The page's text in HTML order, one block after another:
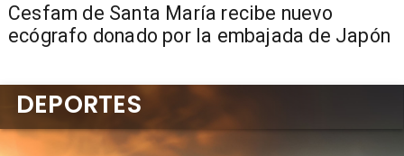
Cesfam de Santa María recibe nuevo
ecógrafo donado por la embajada de Japón
DEPORTES